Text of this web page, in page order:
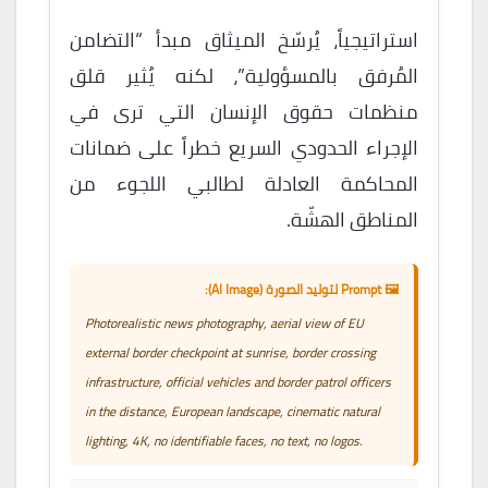
استراتيجياً، يُرسّخ الميثاق مبدأ “التضامن
المُرفق بالمسؤولية”، لكنه يُثير قلق
منظمات حقوق الإنسان التي ترى في
الإجراء الحدودي السريع خطراً على ضمانات
المحاكمة العادلة لطالبي اللجوء من
المناطق الهشّة.
🖼️ Prompt لتوليد الصورة (AI Image):
Photorealistic news photography, aerial view of EU
external border checkpoint at sunrise, border crossing
infrastructure, official vehicles and border patrol officers
in the distance, European landscape, cinematic natural
lighting, 4K, no identifiable faces, no text, no logos.